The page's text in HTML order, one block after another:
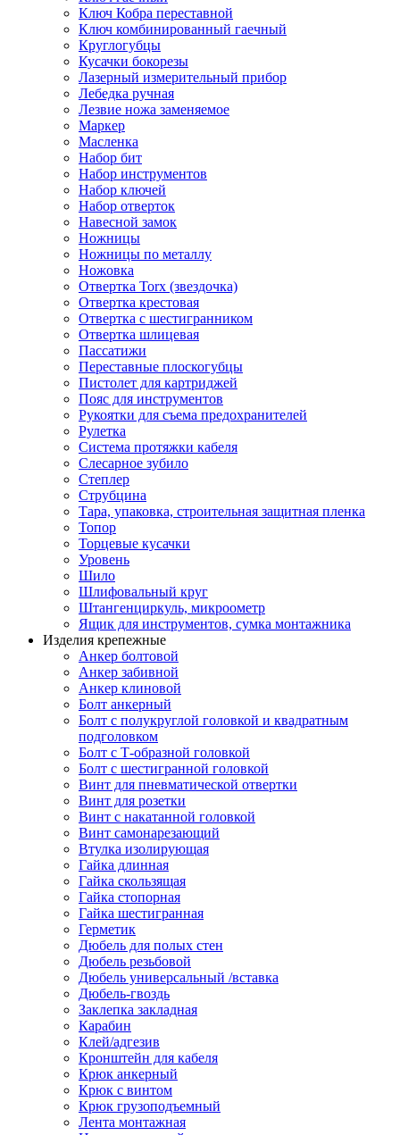
Ключ Кобра переставной
Ключ комбинированный гаечный
Круглогубцы
Кусачки бокорезы
Лазерный измерительный прибор
Лебедка ручная
Лезвие ножа заменяемое
Маркер
Масленка
Набор бит
Набор инструментов
Набор ключей
Набор отверток
Навесной замок
Ножницы
Ножницы по металлу
Ножовка
Отвертка Torx (звездочка)
Отвертка крестовая
Отвертка с шестигранником
Отвертка шлицевая
Пассатижи
Переставные плоскогубцы
Пистолет для картриджей
Пояс для инструментов
Рукоятки для съема предохранителей
Рулетка
Система протяжки кабеля
Слесарное зубило
Степлер
Струбцина
Тара, упаковка, строительная защитная пленка
Топор
Торцевые кусачки
Уровень
Шило
Шлифовальный круг
Штангенциркуль, микроометр
Ящик для инструментов, сумка монтажника
Изделия крепежные
Анкер болтовой
Анкер забивной
Анкер клиновой
Болт анкерный
Болт с полукруглой головкой и квадратным
подголовком
Болт с Т-образной головкой
Болт с шестигранной головкой
Винт для пневматической отвертки
Винт для розетки
Винт с накатанной головкой
Винт самонарезающий
Втулка изолирующая
Гайка длинная
Гайка скользящая
Гайка стопорная
Гайка шестигранная
Герметик
Дюбель для полых стен
Дюбель резьбовой
Дюбель универсальный /вставка
Дюбель-гвоздь
Заклепка закладная
Карабин
Клей/адгезив
Кронштейн для кабеля
Крюк анкерный
Крюк с винтом
Крюк грузоподъемный
Лента монтажная